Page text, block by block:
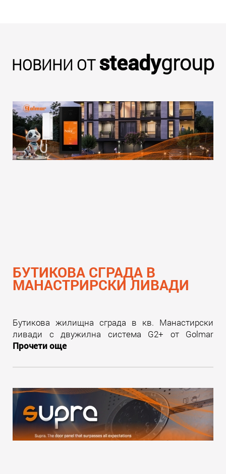
НОВИНИ ОТsteadygroup
БУТИКОВА СГРАДА В
МАНАСТРИРСКИ ЛИВАДИ
Бутикова жилищна сграда в кв. Манастирски
ливади с двужилна система G2+ от Golmar
Прочети още